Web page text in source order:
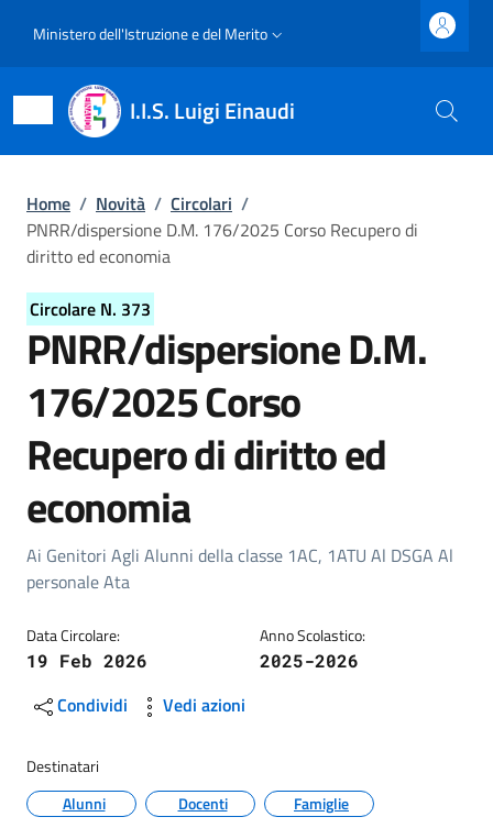
Slim top
Ministero dell'Istruzione e del Merito
I.I.S. Luigi Einaudi
Briciole di pane
Home / Novità / Circolari /
PNRR/dispersione D.M. 176/2025 Corso Recupero di
diritto ed economia
Circolare N. 373
PNRR/dispersione D.M.
176/2025 Corso
Recupero di diritto ed
economia
Dettagli della circolare
Ai Genitori Agli Alunni della classe 1AC, 1ATU Al DSGA Al
personale Ata
Data Circolare:
19 Feb 2026
Anno Scolastico:
2025-2026
Condividi Vedi azioni
Destinatari
Alunni
Docenti
Famiglie